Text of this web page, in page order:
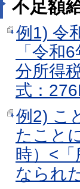
不足額
例1) 令
「令和
分所得
式：
例2) こ
たこと
時）<
なられ